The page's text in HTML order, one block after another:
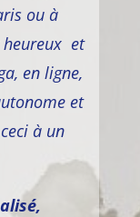
ou à
heureux et
en ligne,
et
à un